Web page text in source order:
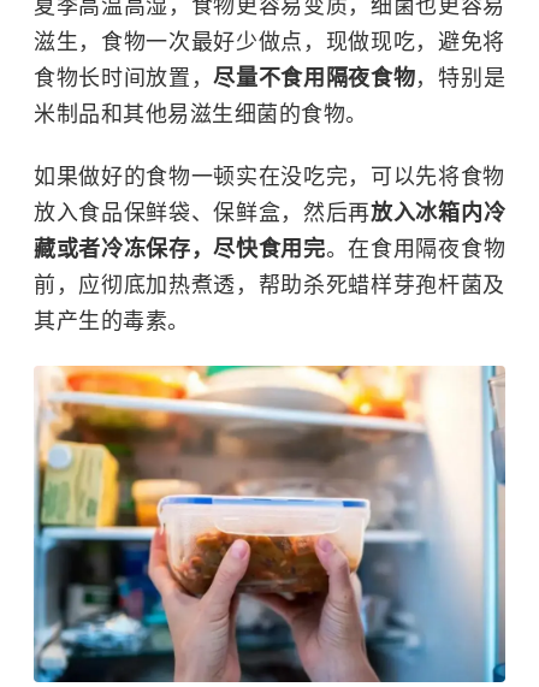
夏季高温高湿，食物更容易变质，细菌也更容易
滋生，食物一次最好少做点，现做现吃，避免将
食物长时间放置，尽量不食用隔夜食物，特别是
米制品和其他易滋生细菌的食物。
如果做好的食物一顿实在没吃完，可以先将食物
放入食品保鲜袋、保鲜盒，然后再放入冰箱内冷
藏或者冷冻保存，尽快食用完。在食用隔夜食物
前，应彻底加热煮透，帮助杀死蜡样芽孢杆菌及
其产生的毒素。